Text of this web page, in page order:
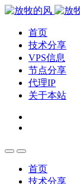
首页
技术分享
VPS信息
节点分享
代理IP
关于本站
首页
技术分享